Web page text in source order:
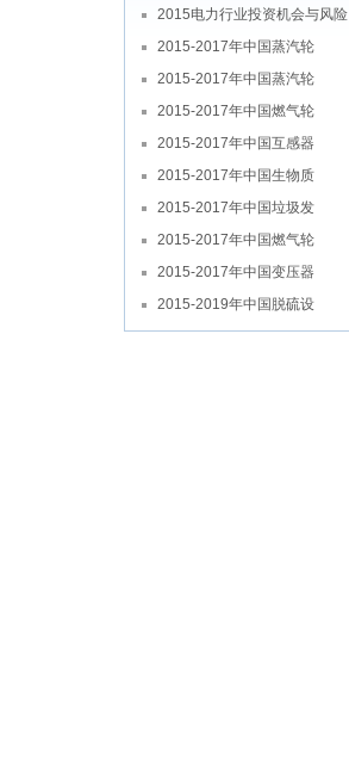
2015电力行业投资机会与风险
2015-2017年中国蒸汽轮
2015-2017年中国蒸汽轮
2015-2017年中国燃气轮
2015-2017年中国互感器
2015-2017年中国生物质
2015-2017年中国垃圾发
2015-2017年中国燃气轮
2015-2017年中国变压器
2015-2019年中国脱硫设